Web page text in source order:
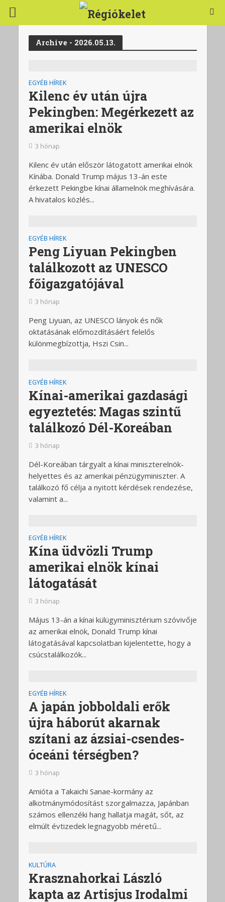
Archive - 2026.05.13.
EGYÉB HÍREK
Kilenc év után újra
Pekingben: Megérkezett az
amerikai elnök
3 hónap
Kilenc év után először látogatott amerikai elnök
Kínába. Donald Trump május 13-án este
érkezett Pekingbe kínai államelnök meghívására.
A hivatalos közlés...
EGYÉB HÍREK
Peng Liyuan Pekingben
találkozott az UNESCO
főigazgatójával
3 hónap
Peng Liyuan, az UNESCO lányok és nők
oktatásának előmozdításáért felelős
különmegbízottja, Hszi Csin...
EGYÉB HÍREK
Kínai-amerikai gazdasági
egyeztetés: Magas szintű
találkozó Dél-Koreában
3 hónap
Dél-Koreában tárgyalt a kínai miniszterelnök-
helyettes és az amerikai pénzügyminiszter. A
találkozó fő célja a nyitott kérdések rendezése,
valamint a...
EGYÉB HÍREK
Kína üdvözli Trump
amerikai elnök kínai
látogatását
3 hónap
Május 13-án a kínai külügyminisztérium szóvivője
az amerikai elnök, Donald Trump kínai
látogatásával kapcsolatban kijelentette, hogy a
csúcstalálkozók...
EGYÉB HÍREK
A japán jobboldali erők
újra háborút akarnak
szítani az ázsiai-csendes-
óceáni térségben?
3 hónap
Amióta a Takaichi Sanae-kormány az
alkotmánymódosítást szorgalmazza, Japánban
számos ellenzéki hang hallatja magát, sőt, az
elmúlt évtizedek legnagyobb méretű...
KULTÚRA
Krasznahorkai László
kapta az Artisjus Irodalmi